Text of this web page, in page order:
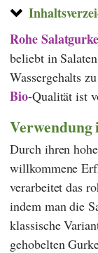
Rohe
beliebt in
Wassergehalts
Bio-Qualität ist
Durch ihren
willkommene
verarbeitet das
indem man die
klassische
gehobelten